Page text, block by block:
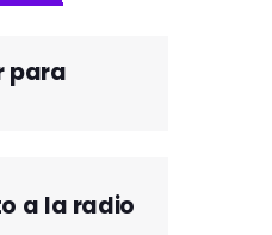
para
a la radio